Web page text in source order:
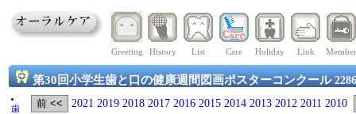
Greeting History List Care Holiday Link Member
第30回小学生歯と口の健康週間図画ポスターコンクール
歯
2021 2019 2018 2017 2016 2015 2014 2013 2012 2011 2010